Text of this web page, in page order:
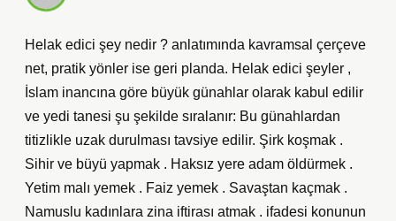
Helak edici şey nedir ? anlatımında kavramsal çerçeve
net, pratik yönler ise geri planda. Helak edici şeyler ,
İslam inancına göre büyük günahlar olarak kabul edilir
ve yedi tanesi şu şekilde sıralanır: Bu günahlardan
titizlikle uzak durulması tavsiye edilir. Şirk koşmak .
Sihir ve büyü yapmak . Haksız yere adam öldürmek .
Yetim malı yemek . Faiz yemek . Savaştan kaçmak .
Namuslu kadınlara zina iftirası atmak . ifadesi konunun